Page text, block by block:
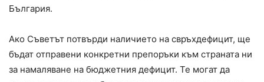
България.
Ако Съветът потвърди наличието на свръхдефицит, ще
бъдат отправени конкретни препоръки към страната ни
за намаляване на бюджетния дефицит. Те могат да